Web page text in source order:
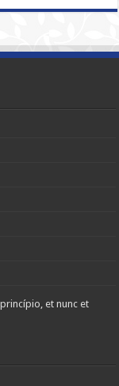
et nunc et